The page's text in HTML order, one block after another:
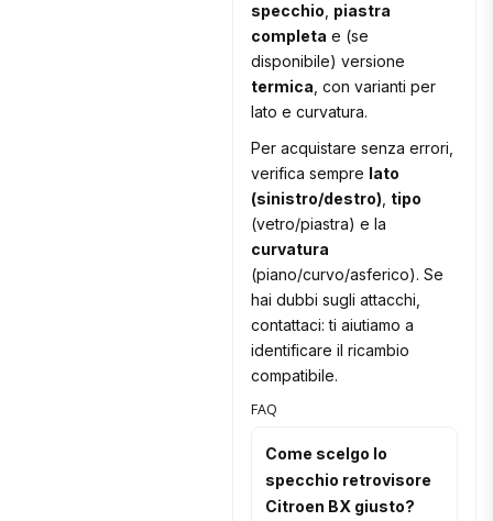
specchio piastra
completa e (se
disponibile) versione
termica , con varianti per
lato e curvatura.
Per acquistare senza errori,
verifica sempre lato
(sinistro/destro) tipo
(vetro/piastra) e la
curvatura
(piano/curvo/asferico). Se
hai dubbi sugli attacchi,
contattaci: ti aiutiamo a
identificare il ricambio
compatibile.
FAQ
Come scelgo lo
specchio retrovisore
Citroen BX giusto?